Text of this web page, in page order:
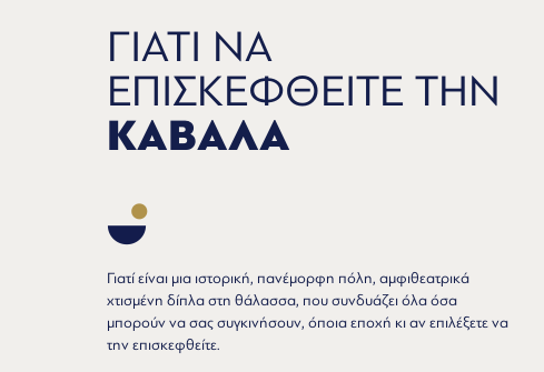
ΓΙΑΤΙ ΝΑ
ΕΠΙΣΚΕΦΘΕΙΤΕ ΤΗΝ
ΚΑΒΑΛΑ
Γιατί είναι μια ιστορική, πανέμορφη πόλη, αμφιθεατρικά
χτισμένη δίπλα στη θάλασσα, που συνδυάζει όλα όσα
μπορούν να σας συγκινήσουν, όποια εποχή κι αν επιλέξετε να
την επισκεφθείτε.